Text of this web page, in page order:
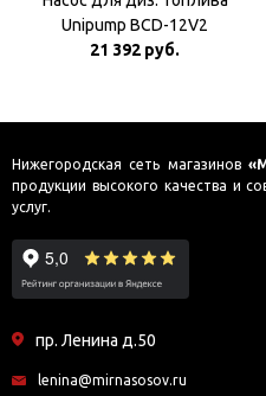
Unipump BCD-12V2
21 392 руб.
Нижегородская сеть магазинов
продукции высокого качества и
услуг.
пр. Ленина д.50
lenina@mirnasosov.ru